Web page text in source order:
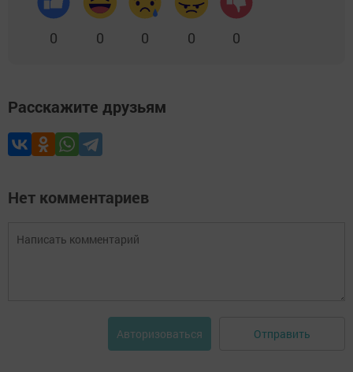
0 0 0 0 0
Расскажите друзьям
Нет комментариев
Авторизоваться Отправить